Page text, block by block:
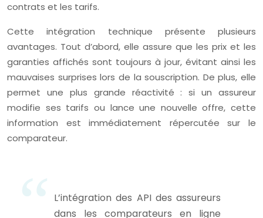
contrats et les tarifs.
Cette intégration technique présente plusieurs
avantages. Tout d’abord, elle assure que les prix et les
garanties affichés sont toujours à jour, évitant ainsi les
mauvaises surprises lors de la souscription. De plus, elle
permet une plus grande réactivité : si un assureur
modifie ses tarifs ou lance une nouvelle offre, cette
information est immédiatement répercutée sur le
comparateur.
L’intégration des API des assureurs
dans les comparateurs en ligne